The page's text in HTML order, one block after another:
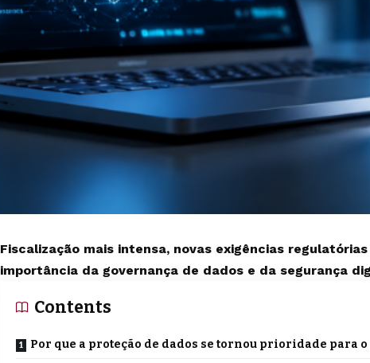
Fiscalização mais intensa, novas exigências
importância da governança de dados e da segurança
Contents
Por que a proteção de dados se tornou prioridade para